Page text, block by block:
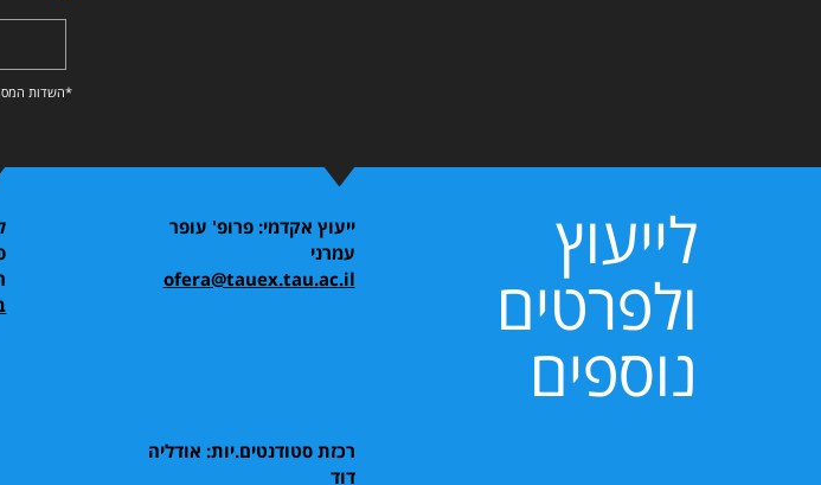
*השדות
לייעוץ
ולפרטים
נוספים
ייעוץ אקדמי: פרופ' עופר
עמרני
ofera@tauex.tau.ac.il
רכזת סטודנטים.יות: אודליה
דוד